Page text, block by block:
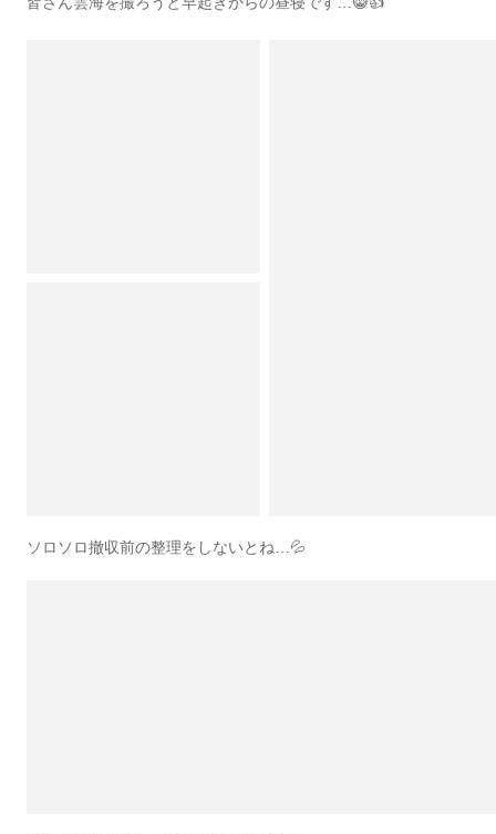
ソロソロ撤収前の整理をしないとね…💦